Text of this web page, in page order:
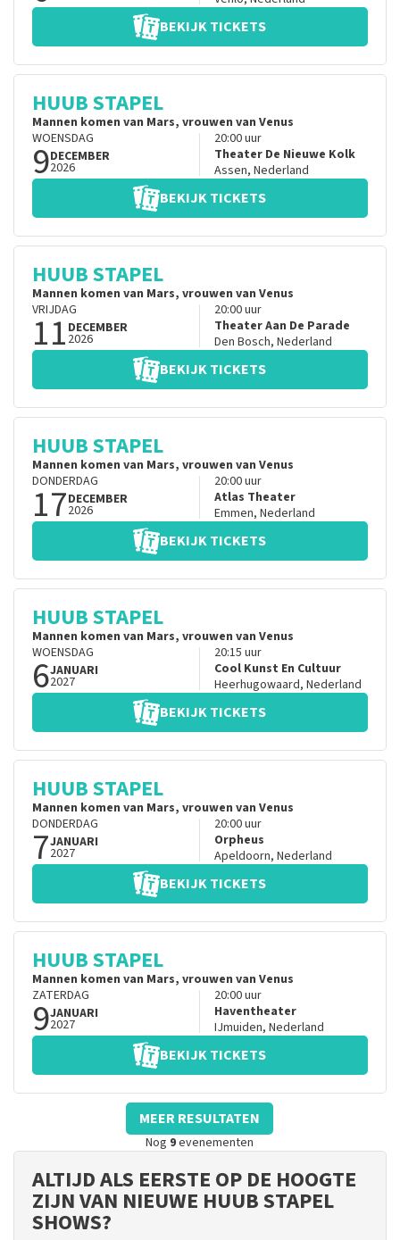
BEKIJK TICKETS
HUUB STAPEL
Mannen komen van Mars, vrouwen van Venus
WOENSDAG
9DECEMBER
2026
20:00uur
Theater De Nieuwe Kolk
Assen, Nederland
BEKIJK TICKETS
HUUB STAPEL
Mannen komen van Mars, vrouwen van Venus
VRIJDAG
11 DECEMBER
2026
20:00uur
Theater Aan De Parade
Den Bosch, Nederland
BEKIJK TICKETS
HUUB STAPEL
Mannen komen van Mars, vrouwen van Venus
DONDERDAG
17DECEMBER
2026
20:00uur
Atlas Theater
Emmen, Nederland
BEKIJK TICKETS
HUUB STAPEL
Mannen komen van Mars, vrouwen van Venus
WOENSDAG
6JANUARI
2027
20:15 uur
Cool Kunst En Cultuur
Heerhugowaard, Nederland
BEKIJK TICKETS
HUUB STAPEL
Mannen komen van Mars, vrouwen van Venus
DONDERDAG
7JANUARI
2027
20:00uur
Orpheus
Apeldoorn, Nederland
BEKIJK TICKETS
HUUB STAPEL
Mannen komen van Mars, vrouwen van Venus
ZATERDAG
9JANUARI
2027
20:00uur
Haventheater
IJmuiden, Nederland
BEKIJK TICKETS
MEER RESULTATEN
Nog 9evenementen
ALTIJD ALS EERSTE OP DE HOOGTE
ZIJN VAN NIEUWE HUUB STAPEL
SHOWS?